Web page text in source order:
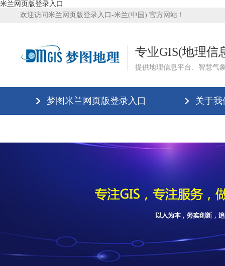
米兰网页版登录入口
欢迎访问米兰网页版登录入口-米兰(中国) 官方网站！
专业GIS(地理信
提供地理信息平台、智慧气
梦图米兰网页版登录入口 关于我